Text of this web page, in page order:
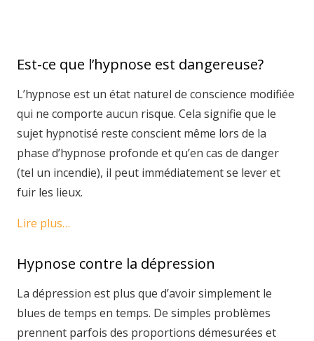
Est-ce que l’hypnose est dangereuse?
L’hypnose est un état naturel de conscience modifiée
qui ne comporte aucun risque. Cela signifie que le
sujet hypnotisé reste conscient même lors de la
phase d’hypnose profonde et qu’en cas de danger
(tel un incendie), il peut immédiatement se lever et
fuir les lieux.
Lire plus…
Hypnose contre la dépression
La dépression est plus que d’avoir simplement le
blues de temps en temps. De simples problèmes
prennent parfois des proportions démesurées et